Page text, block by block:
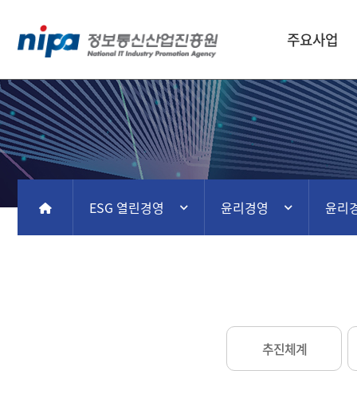
주요사업
홈 ESG 열린경영 윤리경영 윤리
추진체계